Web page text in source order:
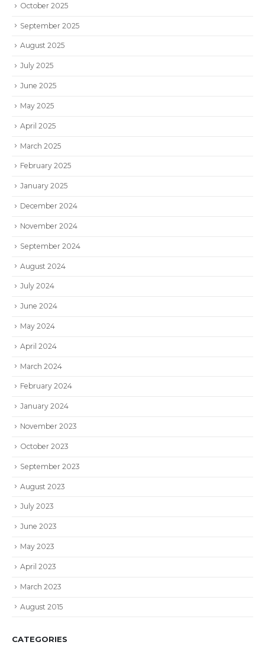
October 2025
September 2025
August 2025
July 2025
June 2025
May 2025
April 2025
March 2025
February 2025
January 2025
December 2024
November 2024
September 2024
August 2024
July 2024
June 2024
May 2024
April 2024
March 2024
February 2024
January 2024
November 2023
October 2023
September 2023
August 2023
July 2023
June 2023
May 2023
April 2023
March 2023
August 2015
CATEGORIES